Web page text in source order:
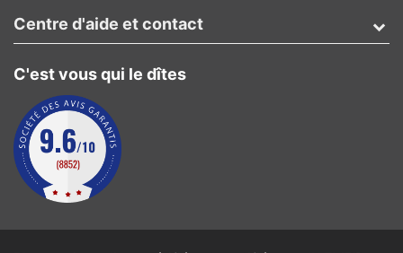
C'est vous qui le dîtes
Centre d'aide et contact